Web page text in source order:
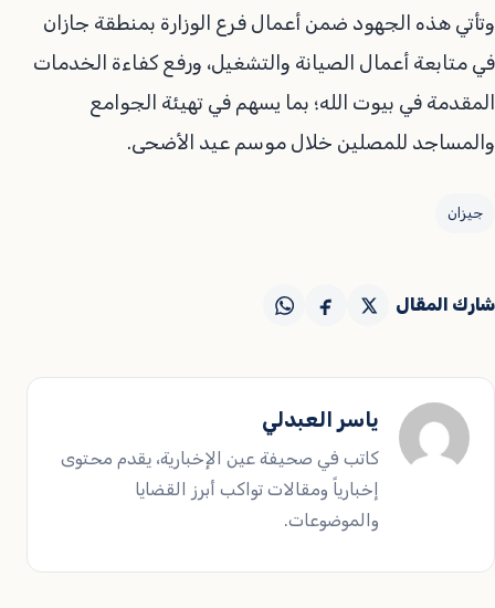
وتأتي هذه الجهود ضمن أعمال فرع الوزارة بمنطقة جازان
في متابعة أعمال الصيانة والتشغيل، ورفع كفاءة الخدمات
المقدمة في بيوت الله؛ بما يسهم في تهيئة الجوامع
والمساجد للمصلين خلال موسم عيد الأضحى.
جيزان
شارك المقال
ياسر العبدلي
كاتب في صحيفة عين الإخبارية، يقدم محتوى
إخبارياً ومقالات تواكب أبرز القضايا
والموضوعات.